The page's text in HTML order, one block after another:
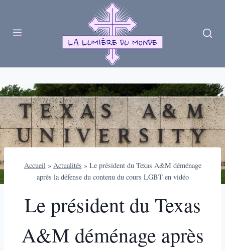
content
Accueil» Actualités » Le président du Texas A&M déménage
après la défense du contenu du cours LGBT en vidéo
Le président du Texas
A&M déménage après